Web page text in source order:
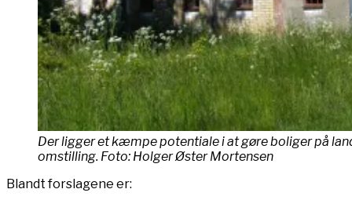
Der ligger et kæmpe potentiale i at gøre boliger på
omstilling. Foto: Holger Øster Mortensen
Blandt forslagene er: